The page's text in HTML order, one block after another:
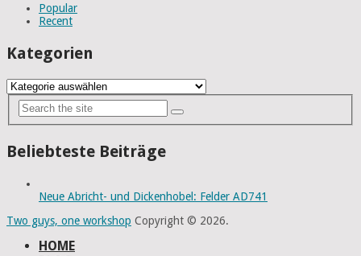
Popular
Recent
Kategorien
Kategorien
Beliebteste Beiträge
Neue Abricht- und Dickenhobel: Felder AD741
Two guys, one workshop Copyright © 2026.
HOME